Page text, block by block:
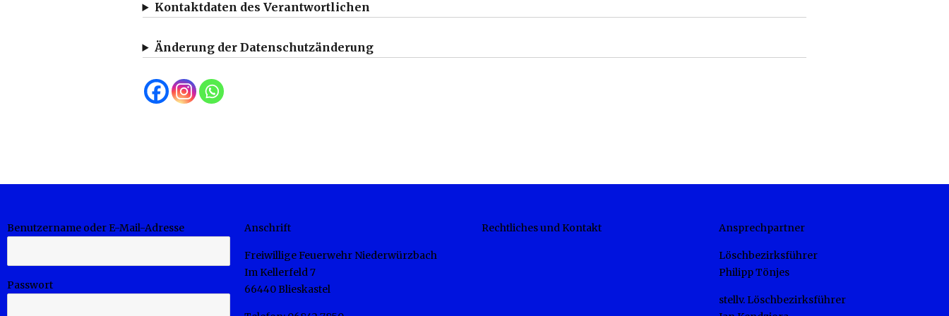
Kontaktdaten des Verantwortlichen
Änderung der Datenschutzänderung
Benutzername oder E-Mail-Adresse
Passwort
Anschrift
Freiwillige Feuerwehr Niederwürzbach
Im Kellerfeld 7
66440 Blieskastel
Rechtliches und Kontakt Ansprechpartner
Löschbezirksführer
Philipp Tönjes
stellv. Löschbezirksführer